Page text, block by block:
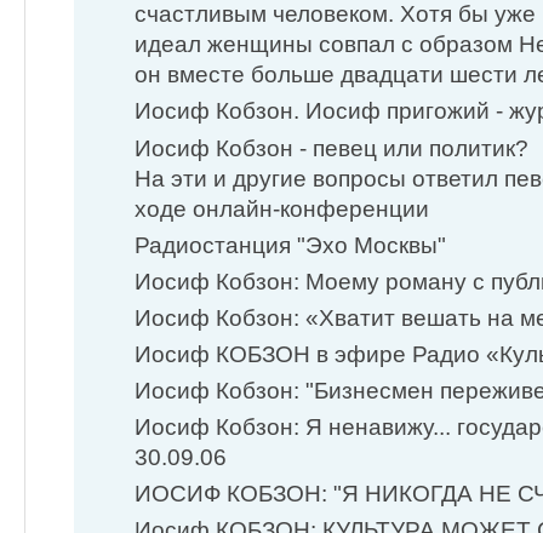
счастливым человеком. Хотя бы уже
идеал женщины совпал с образом
он вместе больше двадцати шести
Иосиф Кобзон. Иосиф пригожий -
Иосиф Кобзон - певец или политик?
На эти и другие вопросы ответил
ходе онлайн-конференции
Радиостанция "Эхо Москвы"
Иосиф Кобзон: Моему роману с
Иосиф Кобзон: «Хватит вешать на
Иосиф КОБЗОН в эфире Радио
Иосиф Кобзон: "Бизнесмен
Иосиф Кобзон: Я ненавижу...
30.09.06
ИОСИФ КОБЗОН: "Я НИКОГДА НЕ